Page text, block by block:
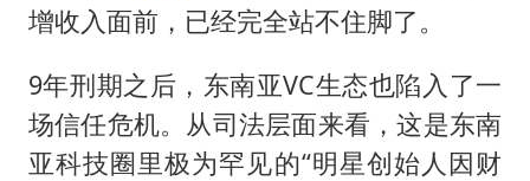
增收入面前，已经完全站不住脚了。
9年刑期之后，东南亚VC生态也陷入了一
场信任危机。从司法层面来看，这是东南
亚科技圈里极为罕见的“明星创始人因财